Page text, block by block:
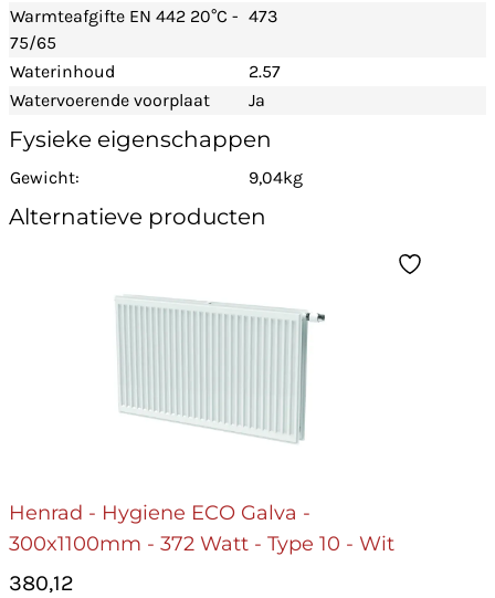
Warmteafgifte EN 442 20°C -
75/65
473
Waterinhoud
2.57
Watervoerende voorplaat
Ja
Fysieke eigenschappen
Gewicht: 9,04kg
Alternatieve producten
Henrad - Hygiene ECO Galva -
300x1100mm - 372 Watt - Type 10 - Wit
380,12